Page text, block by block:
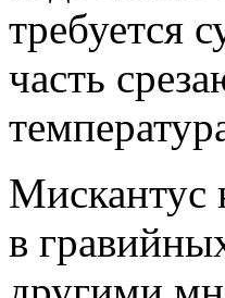
требуется
часть
Мискантус
в